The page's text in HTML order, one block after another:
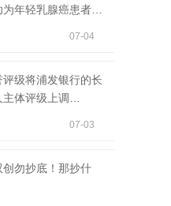
年轻乳腺癌患者实
07-04
级将浦发银行的长
体评级上调
07-03
勿抄底！那抄什